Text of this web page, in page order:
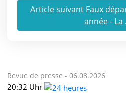
Article suivant Faux
année - La
Revue de presse - 06.08.2026
20:32 Uhr